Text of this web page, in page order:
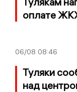
оплате
06/08 08:46
Туляки
над